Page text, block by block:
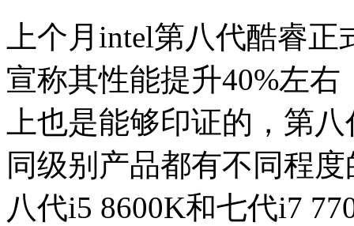
上个月intel第八代酷睿
宣称其性能提升40%左
上也是能够印证的，第
同级别产品都有不同程
八代i5 8600K和七代i7